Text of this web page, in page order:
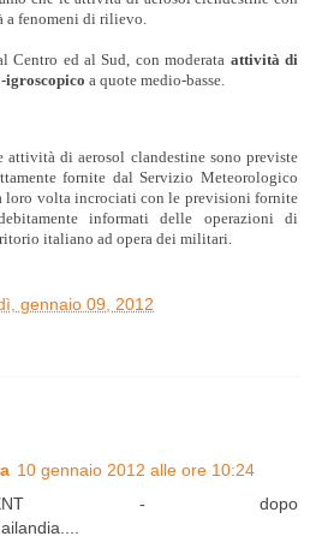
a fenomeni di rilievo.
Centro ed al Sud, con moderata attività di
igroscopico a quote medio-basse.
di aerosol clandestine sono previste
fornite dal Servizio Meteorologico
loro volta incrociati con le previsioni fornite
informati delle operazioni di
italiano ad opera dei militari.
gennaio 09, 2012
10 gennaio 2012 alle ore 10:24
- dopo